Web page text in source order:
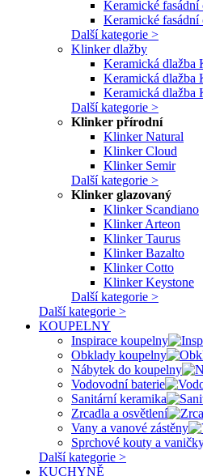
Keramické
Keramické
Další kategorie >
Klinker dlažby
Keramická dlažba
Keramická dlažba
Keramická dlažba
Další kategorie >
Klinker přírodní
Klinker Natural
Klinker Cloud
Klinker Semir
Další kategorie >
Klinker glazovaný
Klinker Scandiano
Klinker Arteon
Klinker Taurus
Klinker Bazalto
Klinker Cotto
Klinker Keystone
Další kategorie >
Další kategorie >
KOUPELNY
Inspirace koupelny
Obklady koupelny
Nábytek do koupelny
Vodovodní baterie
Sanitární keramika
Zrcadla a osvětlení
Vany a vanové zástěny
Sprchové kouty a
Další kategorie >
KUCHYNĚ